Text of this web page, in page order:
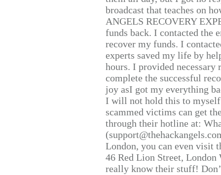
broadcast that teaches on
ANGELS RECOVERY
funds back. I contacted the
recover my funds. I
experts saved my life by
hours. I provided
complete the successful
joy asI got my everything
I will not hold this to
scammed victims can get
through their hotline at:
London, you can even visit
46 Red Lion Street, London
really know their stuff!